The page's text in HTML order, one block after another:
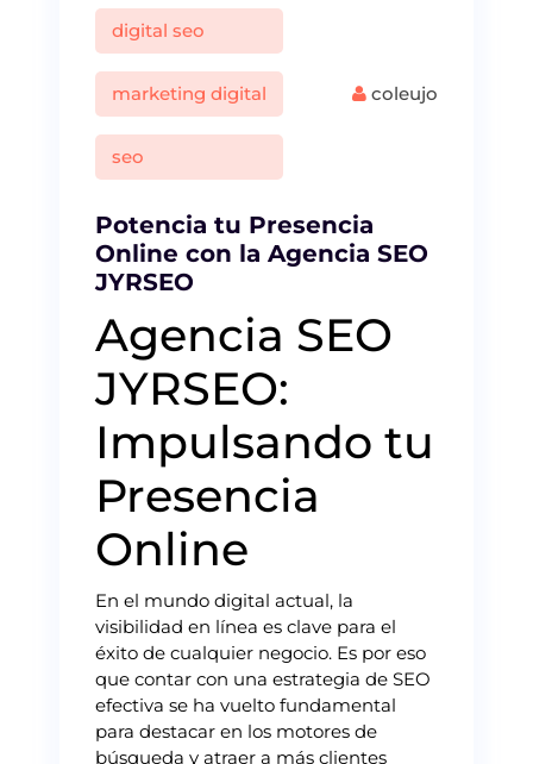
digital seo
marketing digital
seo
coleujo
Potencia tu Presencia
Online con la Agencia SEO
JYRSEO
Agencia SEO
JYRSEO:
Impulsando tu
Presencia
Online
En el mundo digital actual, la
visibilidad en línea es clave para el
éxito de cualquier negocio. Es por eso
que contar con una estrategia de SEO
efectiva se ha vuelto fundamental
para destacar en los motores de
búsqueda y atraer a más clientes